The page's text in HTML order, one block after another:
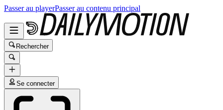
Passer au playerPasser au contenu principal
Rechercher
Se connecter